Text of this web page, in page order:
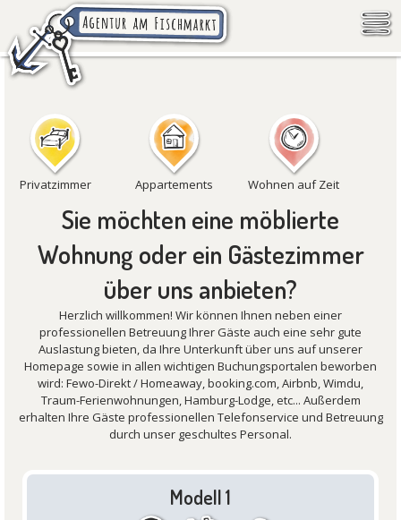
Privatzimmer Appartements Wohnen auf Zeit
Sie möchten eine möblierte
Wohnung oder ein Gästezimmer
über uns anbieten?
Herzlich willkommen! Wir können Ihnen neben einer
professionellen Betreuung Ihrer Gäste auch eine sehr gute
Auslastung bieten, da Ihre Unterkunft über uns auf unserer
Homepage sowie in allen wichtigen Buchungsportalen beworben
wird: Fewo-Direkt / Homeaway, booking.com, Airbnb, Wimdu,
Traum-Ferienwohnungen, Hamburg-Lodge, etc... Außerdem
erhalten Ihre Gäste professionellen Telefonservice und Betreuung
durch unser geschultes Personal.
Modell 1